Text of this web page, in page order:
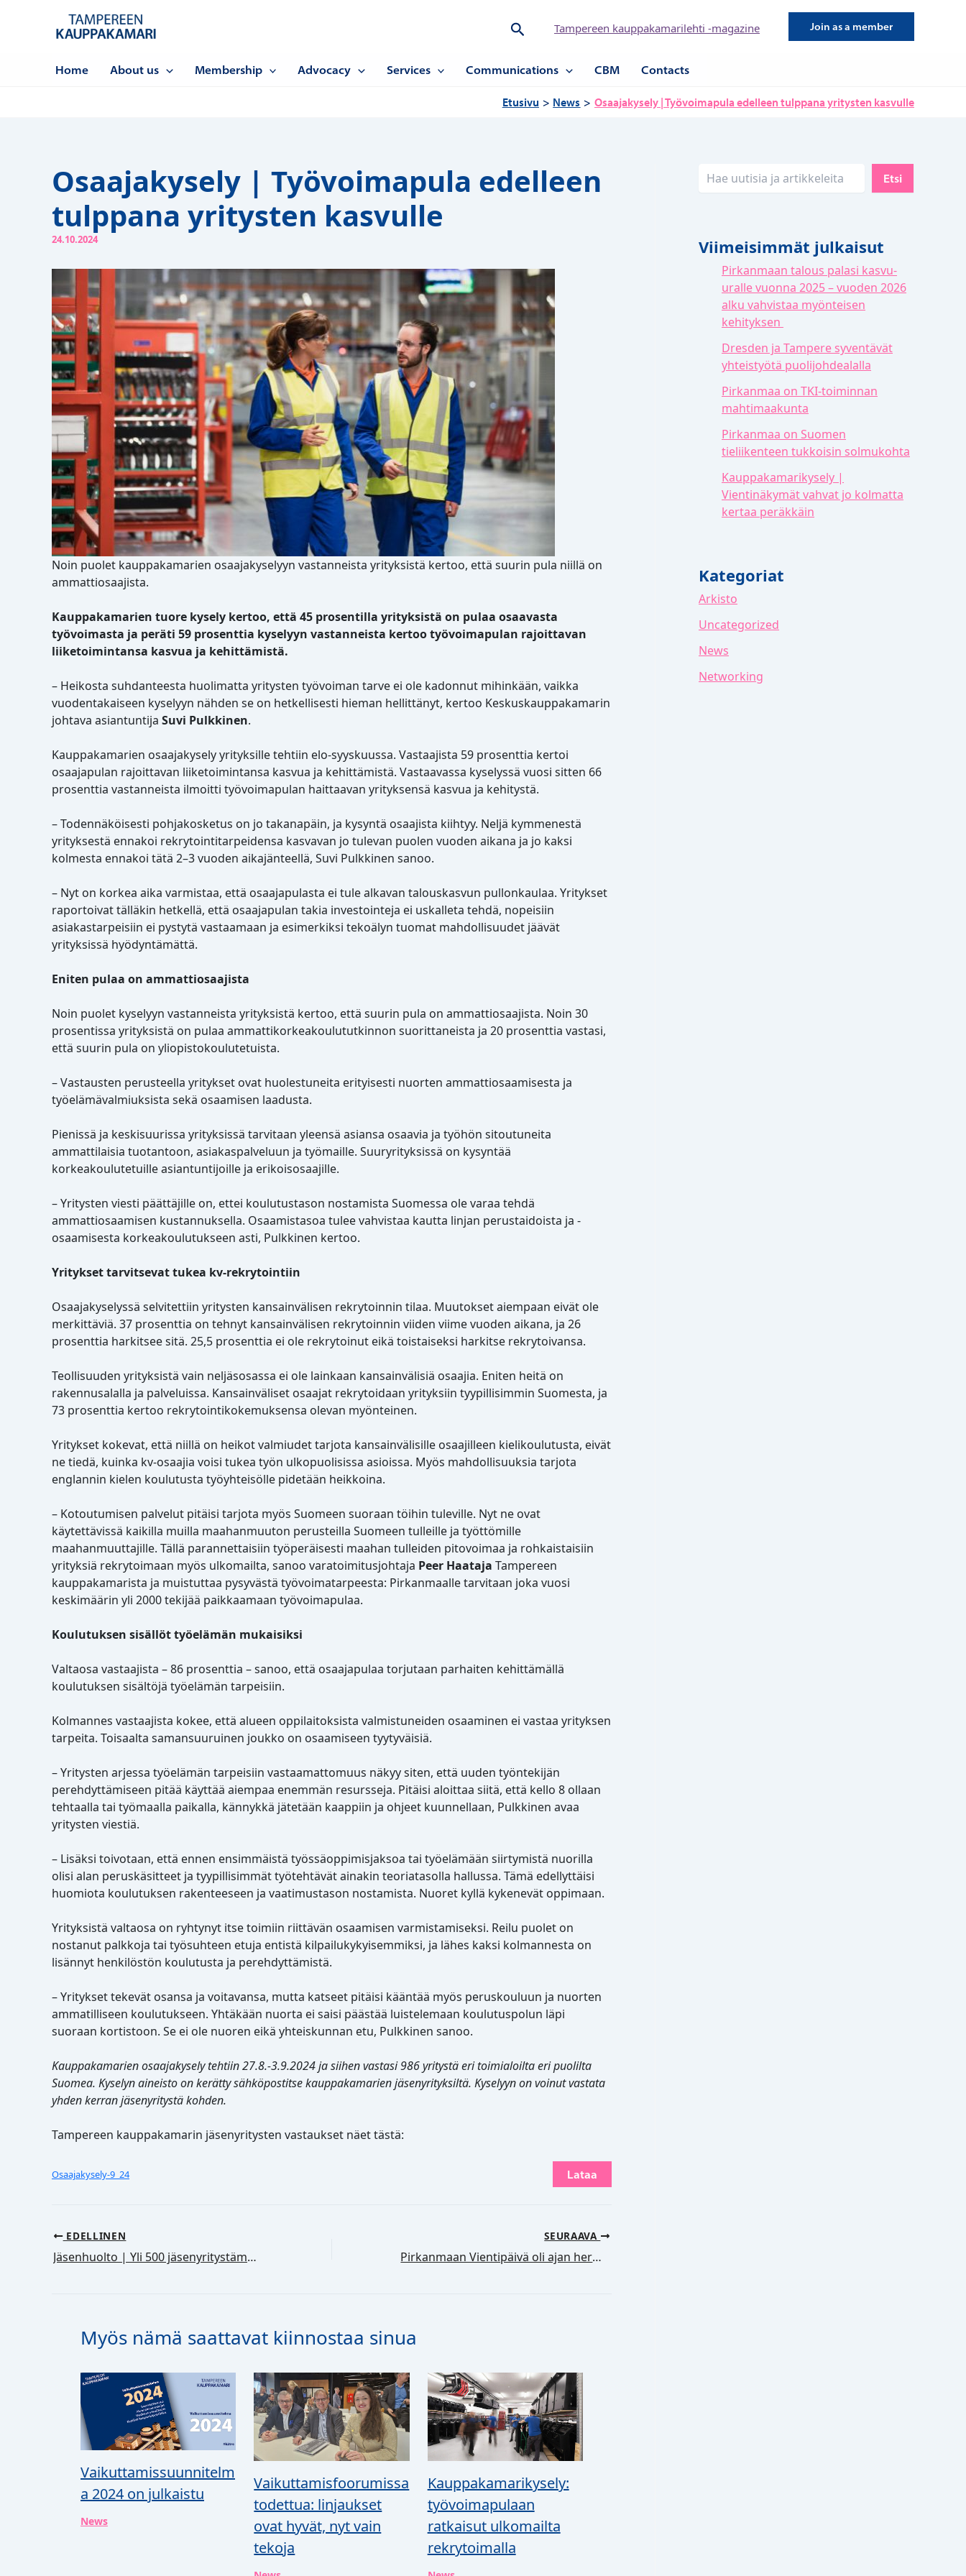
Hae Tampereen kauppakamarilehti -magazine Join as a member
Home About us Membership Advocacy Services Communications CBM Contacts
Etusivu News Osaajakysely | Työvoimapula edelleen tulppana yritysten kasvulle
Osaajakysely | Työvoimapula edelleen
tulppana yritysten kasvulle
24.10.2024
Noin puolet kauppakamarien osaajakyselyyn vastanneista yrityksistä kertoo, että suurin pula niillä on
ammattiosaajista.
Kauppakamarien tuore kysely kertoo, että 45 prosentilla yrityksistä on pulaa osaavasta
työvoimasta ja peräti 59 prosenttia kyselyyn vastanneista kertoo työvoimapulan rajoittavan
liiketoimintansa kasvua ja kehittämistä.
– Heikosta suhdanteesta huolimatta yritysten työvoiman tarve ei ole kadonnut mihinkään, vaikka
vuodentakaiseen kyselyyn nähden se on hetkellisesti hieman hellittänyt, kertoo Keskuskauppakamarin
johtava asiantuntija Suvi Pulkkinen.
Kauppakamarien osaajakysely yrityksille tehtiin elo-syyskuussa. Vastaajista 59 prosenttia kertoi
osaajapulan rajoittavan liiketoimintansa kasvua ja kehittämistä. Vastaavassa kyselyssä vuosi sitten 66
prosenttia vastanneista ilmoitti työvoimapulan haittaavan yrityksensä kasvua ja kehitystä.
– Todennäköisesti pohjakosketus on jo takanapäin, ja kysyntä osaajista kiihtyy. Neljä kymmenestä
yrityksestä ennakoi rekrytointitarpeidensa kasvavan jo tulevan puolen vuoden aikana ja jo kaksi
kolmesta ennakoi tätä 2–3 vuoden aikajänteellä, Suvi Pulkkinen sanoo.
– Nyt on korkea aika varmistaa, että osaajapulasta ei tule alkavan talouskasvun pullonkaulaa. Yritykset
raportoivat tälläkin hetkellä, että osaajapulan takia investointeja ei uskalleta tehdä, nopeisiin
asiakastarpeisiin ei pystytä vastaamaan ja esimerkiksi tekoälyn tuomat mahdollisuudet jäävät
yrityksissä hyödyntämättä.
Eniten pulaa on ammattiosaajista
Noin puolet kyselyyn vastanneista yrityksistä kertoo, että suurin pula on ammattiosaajista. Noin 30
prosentissa yrityksistä on pulaa ammattikorkeakoulututkinnon suorittaneista ja 20 prosenttia vastasi,
että suurin pula on yliopistokoulutetuista.
– Vastausten perusteella yritykset ovat huolestuneita erityisesti nuorten ammattiosaamisesta ja
työelämävalmiuksista sekä osaamisen laadusta.
Pienissä ja keskisuurissa yrityksissä tarvitaan yleensä asiansa osaavia ja työhön sitoutuneita
ammattilaisia tuotantoon, asiakaspalveluun ja työmaille. Suuryrityksissä on kysyntää
korkeakoulutetuille asiantuntijoille ja erikoisosaajille.
– Yritysten viesti päättäjille on, ettei koulutustason nostamista Suomessa ole varaa tehdä
ammattiosaamisen kustannuksella. Osaamistasoa tulee vahvistaa kautta linjan perustaidoista ja -
osaamisesta korkeakoulutukseen asti, Pulkkinen kertoo.
Yritykset tarvitsevat tukea kv-rekrytointiin
Osaajakyselyssä selvitettiin yritysten kansainvälisen rekrytoinnin tilaa. Muutokset aiempaan eivät ole
merkittäviä. 37 prosenttia on tehnyt kansainvälisen rekrytoinnin viiden viime vuoden aikana, ja 26
prosenttia harkitsee sitä. 25,5 prosenttia ei ole rekrytoinut eikä toistaiseksi harkitse rekrytoivansa.
Teollisuuden yrityksistä vain neljäsosassa ei ole lainkaan kansainvälisiä osaajia. Eniten heitä on
rakennusalalla ja palveluissa. Kansainväliset osaajat rekrytoidaan yrityksiin tyypillisimmin Suomesta, ja
73 prosenttia kertoo rekrytointikokemuksensa olevan myönteinen.
Yritykset kokevat, että niillä on heikot valmiudet tarjota kansainvälisille osaajilleen kielikoulutusta, eivät
ne tiedä, kuinka kv-osaajia voisi tukea työn ulkopuolisissa asioissa. Myös mahdollisuuksia tarjota
englannin kielen koulutusta työyhteisölle pidetään heikkoina.
– Kotoutumisen palvelut pitäisi tarjota myös Suomeen suoraan töihin tuleville. Nyt ne ovat
käytettävissä kaikilla muilla maahanmuuton perusteilla Suomeen tulleille ja työttömille
maahanmuuttajille. Tällä parannettaisiin työperäisesti maahan tulleiden pitovoimaa ja rohkaistaisiin
yrityksiä rekrytoimaan myös ulkomailta, sanoo varatoimitusjohtaja Peer Haataja Tampereen
kauppakamarista ja muistuttaa pysyvästä työvoimatarpeesta: Pirkanmaalle tarvitaan joka vuosi
keskimäärin yli 2000 tekijää paikkaamaan työvoimapulaa.
Koulutuksen sisällöt työelämän mukaisiksi
Valtaosa vastaajista – 86 prosenttia –sanoo, että osaajapulaa torjutaan parhaiten kehittämällä
koulutuksen sisältöjä työelämän tarpeisiin.
Kolmannes vastaajista kokee, että alueen oppilaitoksista valmistuneiden osaaminen ei vastaa yrityksen
tarpeita. Toisaalta samansuuruinen joukko on osaamiseen tyytyväisiä.
– Yritysten arjessa työelämän tarpeisiin vastaamattomuus näkyy siten, että uuden työntekijän
perehdyttämiseen pitää käyttää aiempaa enemmän resursseja. Pitäisi aloittaa siitä, että kello 8 ollaan
tehtaalla tai työmaalla paikalla, kännykkä jätetään kaappiin ja ohjeet kuunnellaan, Pulkkinen avaa
yritysten viestiä.
– Lisäksi toivotaan, että ennen ensimmäistä työssäoppimisjaksoa tai työelämään siirtymistä nuorilla
olisi alan peruskäsitteet ja tyypillisimmät työtehtävät ainakin teoriatasolla hallussa. Tämä edellyttäisi
huomiota koulutuksen rakenteeseen ja vaatimustason nostamista. Nuoret kyllä kykenevät oppimaan.
Yrityksistä valtaosa on ryhtynyt itse toimiin riittävän osaamisen varmistamiseksi. Reilu puolet on
nostanut palkkoja tai työsuhteen etuja entistä kilpailukykyisemmiksi, ja lähes kaksi kolmannesta on
lisännyt henkilöstön koulutusta ja perehdyttämistä.
– Yritykset tekevät osansa ja voitavansa, mutta katseet pitäisi kääntää myös peruskouluun ja nuorten
ammatilliseen koulutukseen. Yhtäkään nuorta ei saisi päästää luistelemaan koulutuspolun läpi
suoraan kortistoon. Se ei ole nuoren eikä yhteiskunnan etu, Pulkkinen sanoo.
Kauppakamarien osaajakysely tehtiin 27.8.-3.9.2024 ja siihen vastasi 986 yritystä eri toimialoilta eri puolilta
Suomea. Kyselyn aineisto on kerätty sähköpostitse kauppakamarien jäsenyrityksiltä. Kyselyyn on voinut vastata
yhden kerran jäsenyritystä kohden.
Tampereen kauppakamarin jäsenyritysten vastaukset näet tästä:
Osaajakysely-9_24 Lataa
EDELLINEN
Jäsenhuolto | Yli 500 jäsenyritystämme saa soiton marraskuussa
SEURAAVA
Pirkanmaan Vientipäivä oli ajan hermolla: energiavientiä, Trumpin tulleja, turvallisuutta
Myös nämä saattavat kiinnostaa sinua
Vaikuttamissuunnitelm
a 2024 on julkaistu
News
Vaikuttamisfoorumissa
todettua: linjaukset
ovat hyvät, nyt vain
tekoja
Kauppakamarikysely:
työvoimapulaan
ratkaisut ulkomailta
rekrytoimalla
Etsi
Viimeisimmät julkaisut
Pirkanmaan talous palasi kasvu-
uralle vuonna 2025 – vuoden 2026
alku vahvistaa myönteisen
kehityksen
Dresden ja Tampere syventävät
yhteistyötä puolijohdealalla
Pirkanmaa on TKI-toiminnan
mahtimaakunta
Pirkanmaa on Suomen
tieliikenteen tukkoisin solmukohta
Kauppakamarikysely |
Vientinäkymät vahvat jo kolmatta
kertaa peräkkäin
Kategoriat
Arkisto
Uncategorized
News
Networking